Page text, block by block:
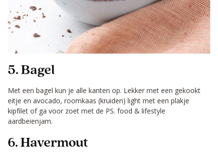
5. Bagel
Met een bagel kun je alle kanten op. Lekker met een gekookt
eitje en avocado, roomkaas (kruiden) light met een plakje
kipfilet of ga voor zoet met de PS. food & lifestyle
aardbeienjam.
6. Havermout